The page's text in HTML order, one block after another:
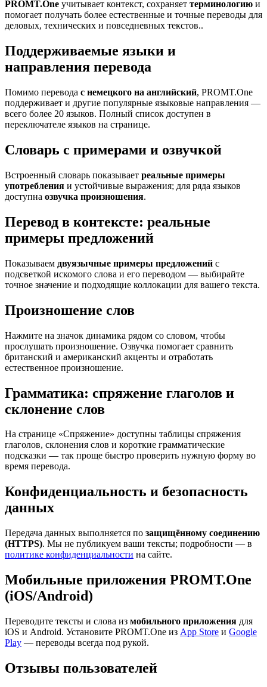
PROMT.One учитывает контекст, сохраняет терминологию и
помогает получать более естественные и точные переводы для
деловых, технических и повседневных текстов..
Поддерживаемые языки и
направления перевода
Помимо перевода с немецкого на английский, PROMT.One
поддерживает и другие популярные языковые направления —
всего более 20 языков. Полный список доступен в
переключателе языков на странице.
Словарь с примерами и озвучкой
Встроенный словарь показывает реальные примеры
употребления и устойчивые выражения; для ряда языков
доступна озвучка произношения.
Перевод в контексте: реальные
примеры предложений
Показываем двуязычные примеры предложений с
подсветкой искомого слова и его переводом — выбирайте
точное значение и подходящие коллокации для вашего текста.
Произношение слов
Нажмите на значок динамика рядом со словом, чтобы
прослушать произношение. Озвучка помогает сравнить
британский и американский акценты и отработать
естественное произношение.
Грамматика: спряжение глаголов и
склонение слов
На странице «Спряжение» доступны таблицы спряжения
глаголов, склонения слов и короткие грамматические
подсказки — так проще быстро проверить нужную форму во
время перевода.
Конфиденциальность и безопасность
данных
Передача данных выполняется по защищённому соединению
(HTTPS). Мы не публикуем ваши тексты; подробности — в
политике конфиденциальности на сайте.
Мобильные приложения PROMT.One
(iOS/Android)
Переводите тексты и слова из мобильного приложения для
iOS и Android. Установите PROMT.One из App Store и Google
Play — переводы всегда под рукой.
Отзывы пользователей